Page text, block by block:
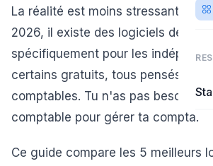
La réalité est moins stressante
2026, il existe des logiciels de
spécifiquement pour les
certains gratuits, tous pensés pour
comptables. Tu n'as pas besoin
comptable pour gérer ta compta.
Ce guide compare les 5 meilleurs